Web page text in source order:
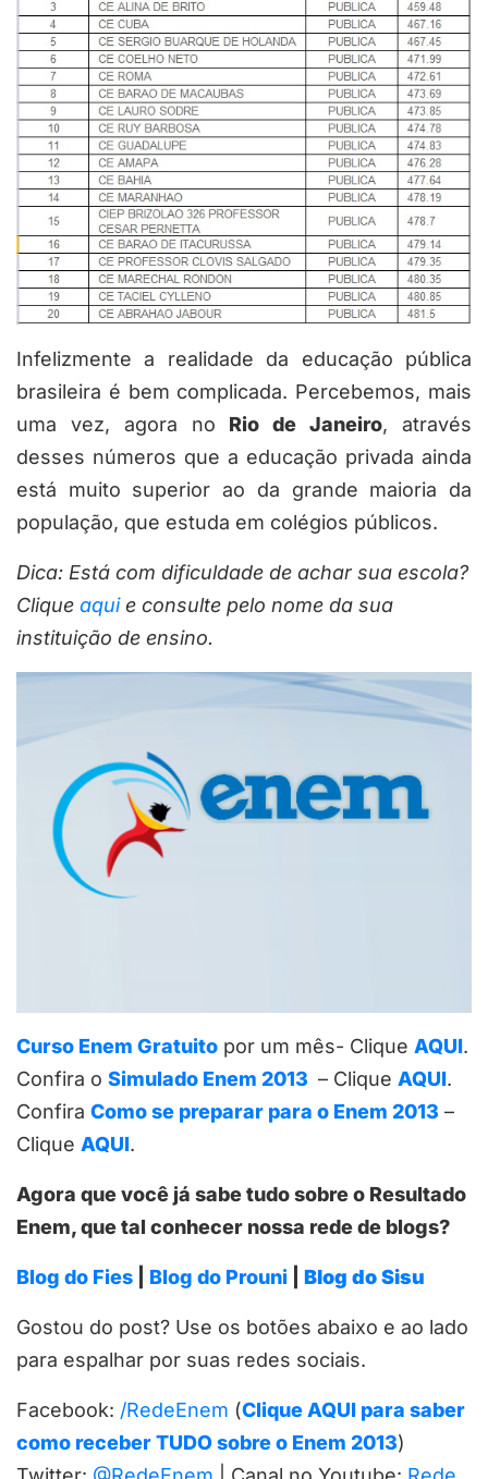
Infelizmente a realidade da educação pública
brasileira é bem complicada. Percebemos, mais
uma vez, agora no Rio de Janeiro, através
desses números que a educação privada ainda
está muito superior ao da grande maioria da
população, que estuda em colégios públicos.
Dica: Está com dificuldade de achar sua escola?
Clique aquie consulte pelo nome da sua
instituição de ensino.
Curso Enem Gratuito por um mês- Clique AQUI.
Confira o Simulado Enem 2013 – Clique AQUI.
Confira Como se preparar para o Enem 2013 –
Clique AQUI.
Agora que você já sabe tudo sobre o Resultado
Enem, que tal conhecer nossa rede de blogs?
Blog do Fies Blog do Prouni Blog do Sisu
Gostou do post? Use os botões abaixo e ao lado
para espalhar por suas redes sociais.
Facebook: /RedeEnem (Clique AQUI para saber
como receber TUDO sobre o Enem 2013)